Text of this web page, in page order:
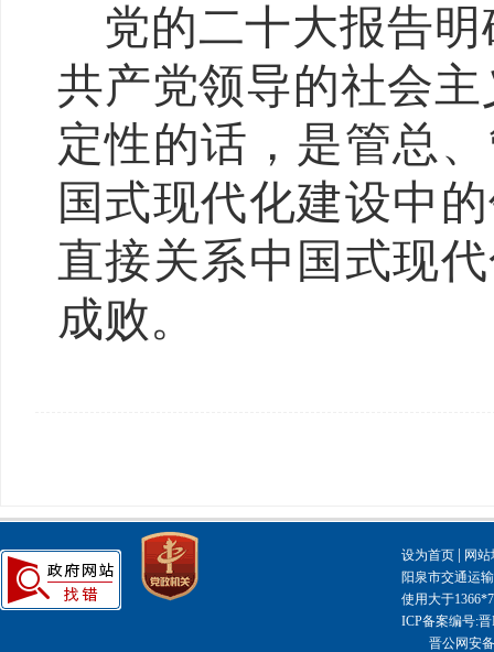
党的二十大报告
共产党领导的社会
定性的话，是管总
国式现代化建设中
直接关系中国式现
成败。
设为首页
网
阳泉市交通运
使用大于
ICP备案编号:晋
晋公网安